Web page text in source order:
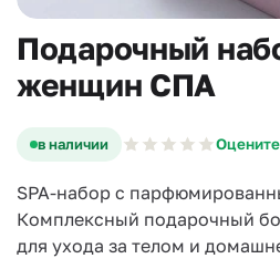
Подарочный
женщин СПА
в наличии
SPA-набор с
Комплексный подарочный
для ухода за телом и